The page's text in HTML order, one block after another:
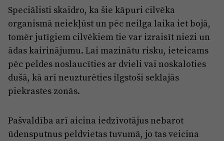
Speciālisti skaidro, ka šie kāpuri cilvēka
organismā neiekļūst un pēc neilga laika iet bojā,
tomēr jutīgiem cilvēkiem tie var izraisīt niezi un
ādas kairinājumu. Lai mazinātu risku, ieteicams
pēc peldes noslaucīties ar dvieli vai noskaloties
dušā, kā arī neuzturēties ilgstoši seklajās
piekrastes zonās.
Pašvaldība arī aicina iedzīvotājus nebarot
ūdensputnus peldvietas tuvumā, jo tas veicina